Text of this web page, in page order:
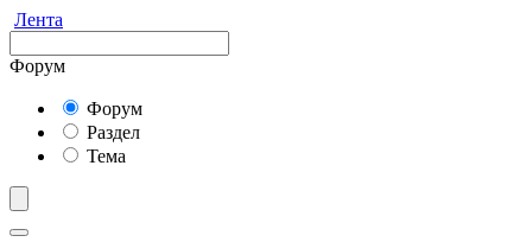
Лента
Форум
Форум
Раздел
Тема